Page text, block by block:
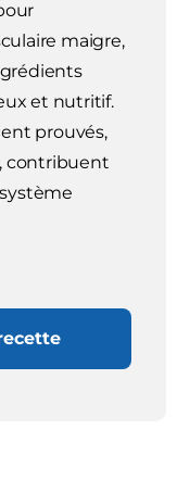
maigre,
et nutritif.
prouvés,
contribuent